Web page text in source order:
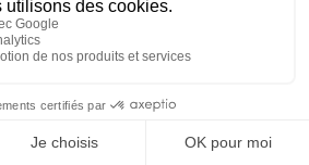
Powered by Elixir